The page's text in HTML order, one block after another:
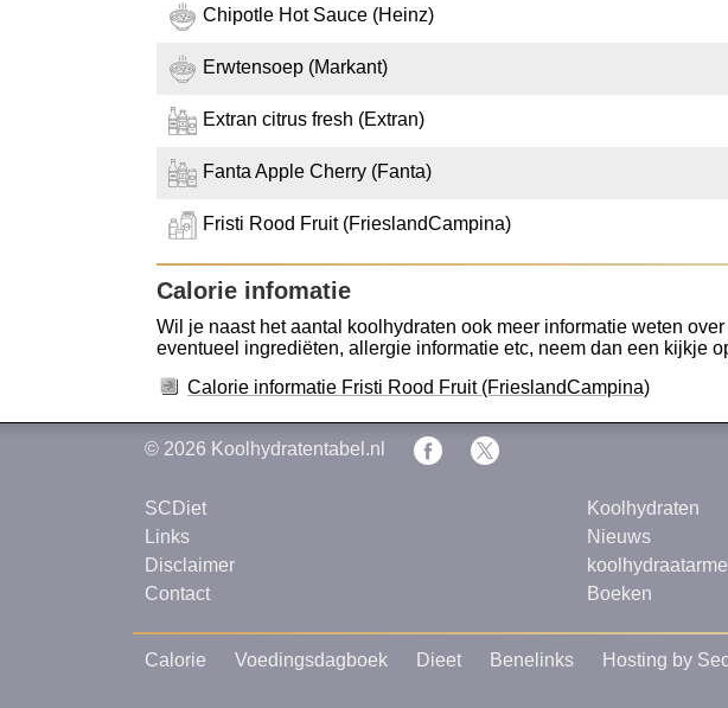
Chipotle Hot Sauce (Heinz)
Erwtensoep (Markant)
Extran citrus fresh (Extran)
Fanta Apple Cherry (Fanta)
Fristi Rood Fruit (FrieslandCampina)
Calorie infomatie
Wil je naast het aantal koolhydraten ook meer informatie weten
eventueel ingrediëten, allergie informatie etc, neem dan een kijkje
Calorie informatie Fristi Rood Fruit (FrieslandCampina)
© 2026 Koolhydratentabel.nl
SCDiet
Links
Disclaimer
Contact
Koolhydraten
Nieuws
Boeken
Calorie Voedingsdagboek Dieet Benelinks Hosting by